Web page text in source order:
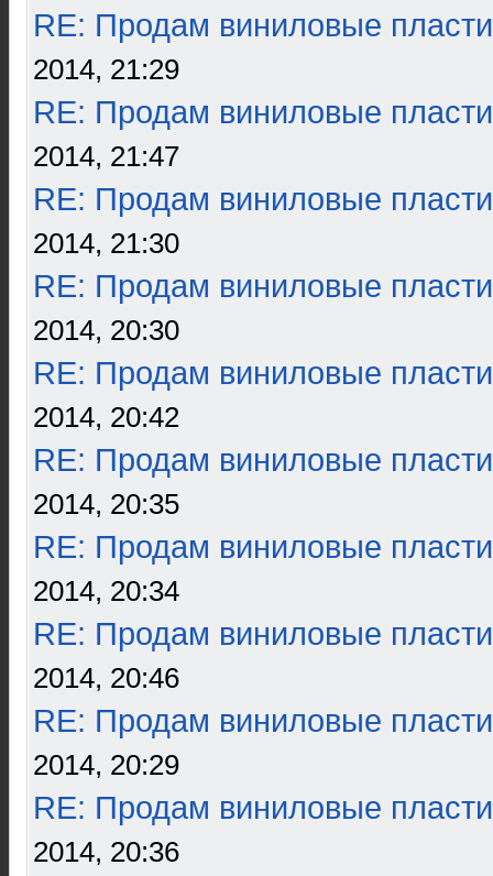
RE: Продам виниловые
2014, 21:29
RE: Продам виниловые
2014, 21:47
RE: Продам виниловые
2014, 21:30
RE: Продам виниловые
2014, 20:30
RE: Продам виниловые
2014, 20:42
RE: Продам виниловые
2014, 20:35
RE: Продам виниловые
2014, 20:34
RE: Продам виниловые
2014, 20:46
RE: Продам виниловые
2014, 20:29
RE: Продам виниловые
2014, 20:36